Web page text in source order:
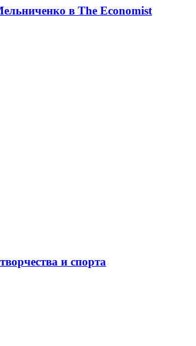
в The Economist
и спорта